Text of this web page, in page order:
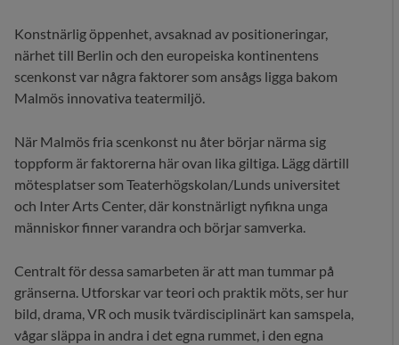
Konstnärlig öppenhet, avsaknad av positioneringar,
närhet till Berlin och den europeiska kontinentens
scenkonst var några faktorer som ansågs ligga bakom
Malmös innovativa teatermiljö.
När Malmös fria scenkonst nu åter börjar närma sig
toppform är faktorerna här ovan lika giltiga. Lägg därtill
mötesplatser som Teaterhögskolan/Lunds universitet
och Inter Arts Center, där konstnärligt nyfikna unga
människor finner varandra och börjar samverka.
Centralt för dessa samarbeten är att man tummar på
gränserna. Utforskar var teori och praktik möts, ser hur
bild, drama, VR och musik tvärdisciplinärt kan samspela,
vågar släppa in andra i det egna rummet, i den egna